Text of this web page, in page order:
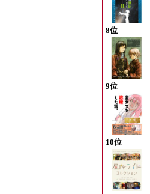
8位
9位
10位